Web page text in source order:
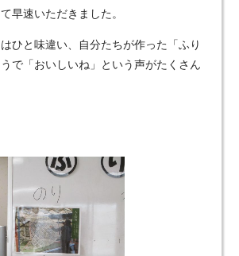
早速いただきました。
ひと味違い、自分たちが作った「ふり
で「おいしいね」という声がたくさん